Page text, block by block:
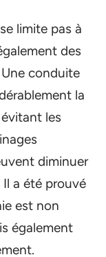
limite pas à
des
conduite
la
les
diminuer
Il a été prouvé
est non
également